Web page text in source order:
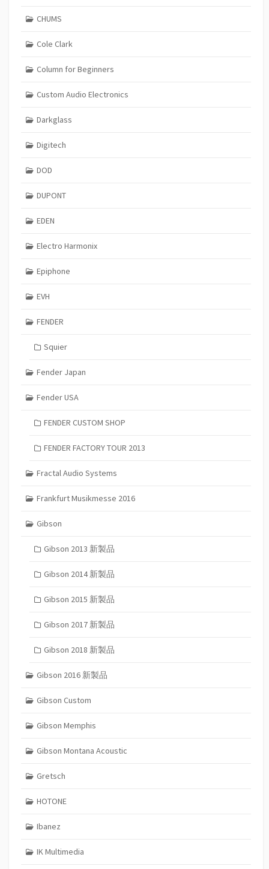
CHUMS
Cole Clark
Column for Beginners
Custom Audio Electronics
Darkglass
Digitech
DOD
DUPONT
EDEN
Electro Harmonix
Epiphone
EVH
FENDER
Squier
Fender Japan
Fender USA
FENDER CUSTOM SHOP
FENDER FACTORY TOUR 2013
Fractal Audio Systems
Frankfurt Musikmesse 2016
Gibson
Gibson 2013 新製品
Gibson 2014 新製品
Gibson 2015 新製品
Gibson 2017 新製品
Gibson 2018 新製品
Gibson 2016 新製品
Gibson Custom
Gibson Memphis
Gibson Montana Acoustic
Gretsch
HOTONE
Ibanez
IK Multimedia